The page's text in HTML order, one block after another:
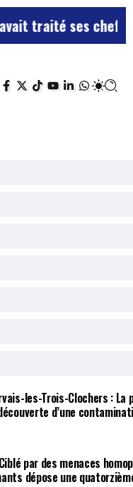
chefs de “chiens”
les-Trois-Clochers :
d’une
par des menaces
dépose une